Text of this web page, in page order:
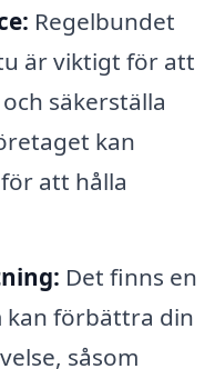
Regelbundet
är viktigt för att
säkerställa
kan
att hålla
Det finns en
kan förbättra din
såsom